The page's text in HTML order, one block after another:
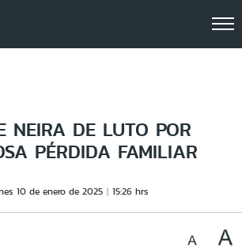
NEIRA DE LUTO POR
PÉRDIDA FAMILIAR
10 de enero de 2025 15:26 hrs